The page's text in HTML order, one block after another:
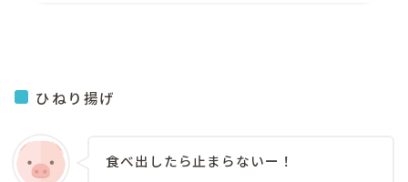
ひねり揚げ
食べ出したら止まらないー！